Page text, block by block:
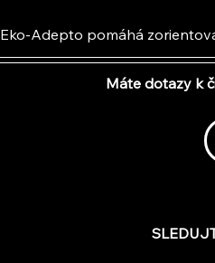
Eko-Adepto pomáhá
Máte dotazy k